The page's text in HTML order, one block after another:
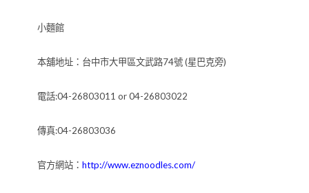
小麵館
本舖地址：台中市大甲區文武路74號 (星巴克旁)
電話:04-26803011 or 04-26803022
傳真:04-26803036
官方網站： http://www.eznoodles.com/